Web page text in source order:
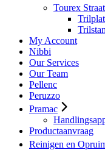
Tourex
My Account
Nibbi
Our Services
Our Team
Pellenc
Peruzzo
Pramac
Productaanvraag
Reinigen en